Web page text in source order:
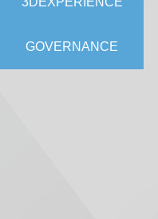
GOVERNANCE